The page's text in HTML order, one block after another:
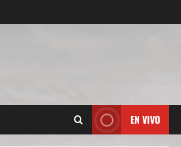
EN VIVO